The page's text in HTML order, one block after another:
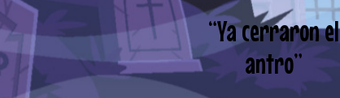
“Ya cerraron el
antro”